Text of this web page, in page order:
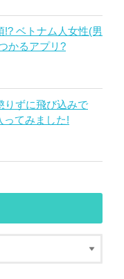
!? ベトナム人女性(男
かるアプリ?
りずに飛び込みで
ってみました!